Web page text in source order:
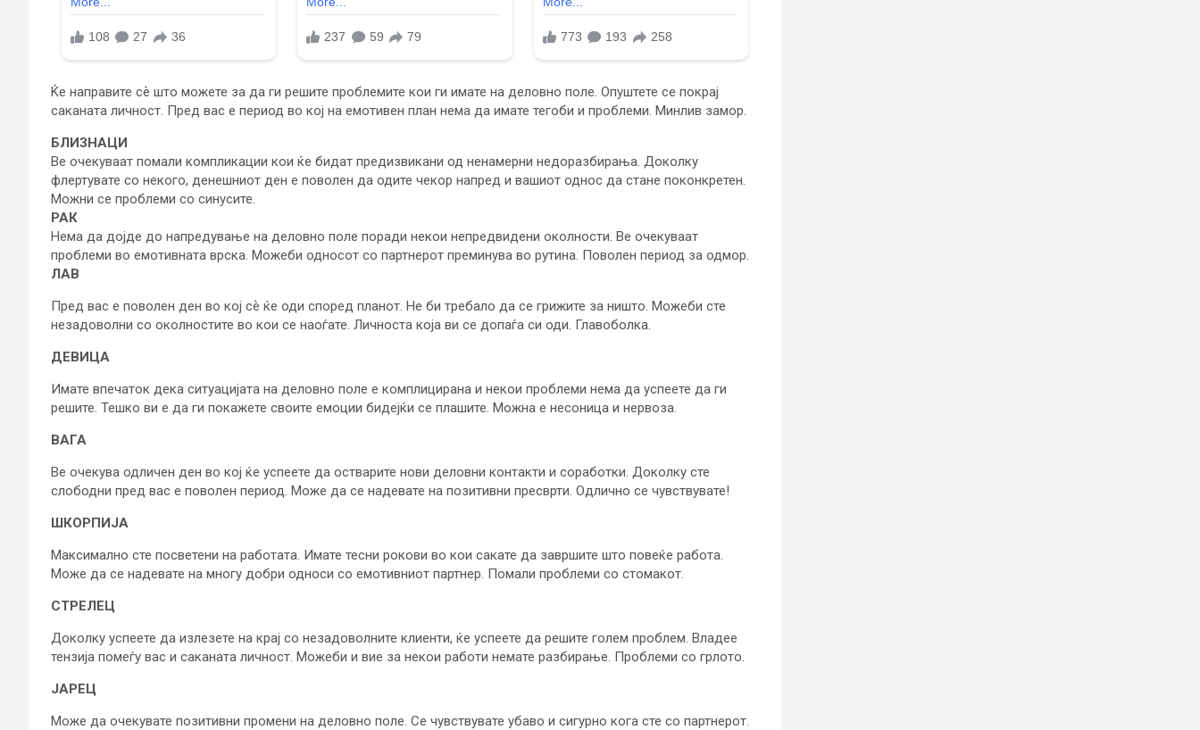
Ќе направите сѐ што можете за да ги решите проблемите кои ги имате на деловно поле. Опуштете се покрај
саканата личност. Пред вас е период во кој на емотивен план нема да имате тегоби и проблеми. Минлив замор.
БЛИЗНАЦИ
Ве очекуваат помали компликации кои ќе бидат предизвикани од ненамерни недоразбирања. Доколку
флертувате со некого, денешниот ден е поволен да одите чекор напред и вашиот однос да стане поконкретен.
Можни се проблеми со синусите.
РАК
Нема да дојде до напредување на деловно поле поради некои непредвидени околности. Ве очекуваат
проблеми во емотивната врска. Можеби односот со партнерот преминува во рутина. Поволен период за одмор.
ЛАВ
Пред вас е поволен ден во кој сѐ ќе оди според планот. Не би требало да се грижите за ништо. Можеби сте
незадоволни со околностите во кои се наоѓате. Личноста која ви се допаѓа си оди. Главоболка.
ДЕВИЦА
Имате впечаток дека ситуацијата на деловно поле е комплицирана и некои проблеми нема да успеете да ги
решите. Тешко ви е да ги покажете своите емоции бидејќи се плашите. Можна е несоница и нервоза.
ВАГА
Ве очекува одличен ден во кој ќе успеете да остварите нови деловни контакти и соработки. Доколку сте
слободни пред вас е поволен период. Може да се надевате на позитивни пресврти. Одлично се чувствувате!
ШКОРПИЈА
Максимално сте посветени на работата. Имате тесни рокови во кои сакате да завршите што повеќе работа.
Може да се надевате на многу добри односи со емотивниот партнер. Помали проблеми со стомакот.
СТРЕЛЕЦ
Доколку успеете да излезете на крај со незадоволните клиенти, ќе успеете да решите голем проблем. Владее
тензија помеѓу вас и саканата личност. Можеби и вие за некои работи немате разбирање. Проблеми со грлото.
ЈАРЕЦ
Може да очекувате позитивни промени на деловно поле. Се чувствувате убаво и сигурно кога сте со партнерот.